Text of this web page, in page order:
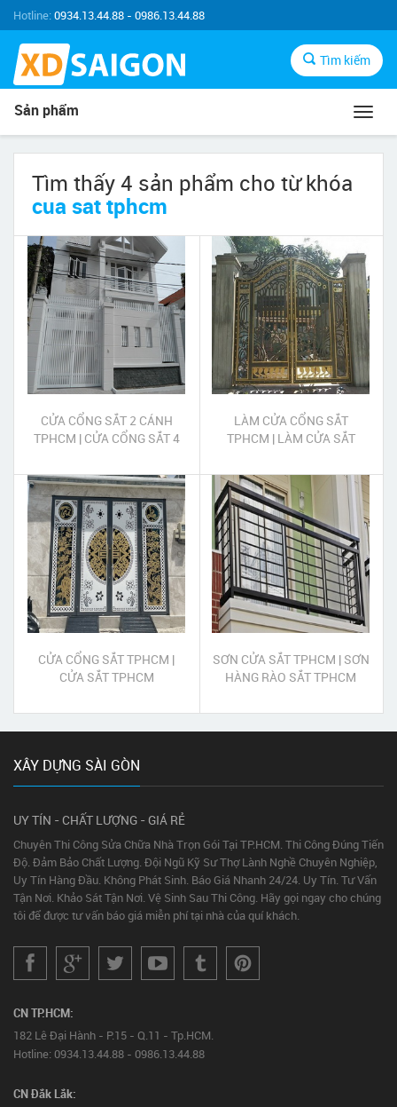
Hotline:0934.13.44.88 - 0986.13.44.88
Tìm kiếm
Sản phẩm
Tìm thấy 4 sản phẩm cho từ khóa
cua sat tphcm
CỬA CỔNG SẮT 2 CÁNH
TPHCM | CỬA CỔNG SẮT 4
LÀM CỬA CỔNG SẮT
TPHCM | LÀM CỬA SẮT
CỬA CỔNG SẮT TPHCM |
CỬA SẮT TPHCM
SƠN CỬA SẮT TPHCM | SƠN
HÀNG RÀO SẮT TPHCM
XÂY DỰNG SÀI GÒN
UY TÍN - CHẤT LƯỢNG - GIÁ RẺ
Chuyên Thi Công Sửa Chữa Nhà Trọn Gói Tại TP.HCM. Thi Công Đúng Tiến
Độ. Đảm Bảo Chất Lượng. Đội Ngũ Kỹ Sư Thợ Lành Nghề Chuyên Nghiệp,
Uy Tín Hàng Đầu. Không Phát Sinh. Báo Giá Nhanh 24/24. Uy Tín. Tư Vấn
Tận Nơi. Khảo Sát Tận Nơi. Vệ Sinh Sau Thi Công. Hãy gọi ngay cho chúng
tôi để được tư vấn báo giá miễn phí tại nhà của quí khách.
CN TP.HCM:
182 Lê Đại Hành - P.15 - Q.11 - Tp.HCM.
Hotline: 0934.13.44.88 - 0986.13.44.88
CN Đắk Lắk: